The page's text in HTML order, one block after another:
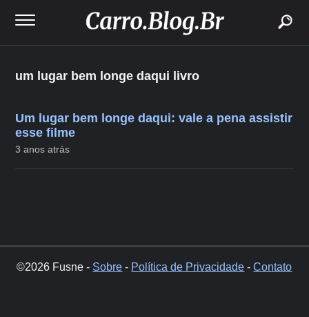
um lugar bem longe daqui livro
Um lugar bem longe daqui: vale a pena assistir
esse filme
3 anos atrás
©2026 Fusne - Sobre - Política de Privacidade -Contato